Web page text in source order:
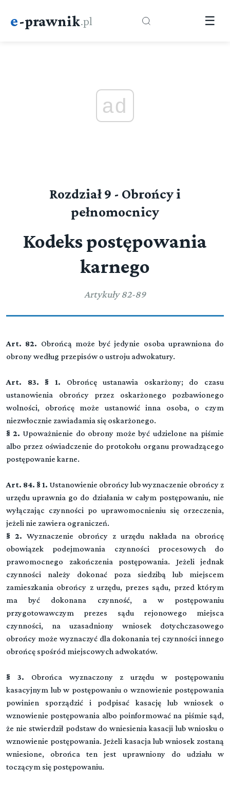
e-prawnik.pl ☰
ad
Rozdział 9 - Obrońcy i
pełnomocnicy
Kodeks postępowania
karnego
Artykuły 82-89
Art. 82. Obrońcą może być jedynie osoba uprawniona do
obrony według przepisów o ustroju adwokatury.
Art. 83. § 1. Obrońcę ustanawia oskarżony; do czasu
ustanowienia obrońcy przez oskarżonego pozbawionego
wolności, obrońcę może ustanowić inna osoba, o czym
niezwłocznie zawiadamia się oskarżonego.
§ 2. Upoważnienie do obrony może być udzielone na piśmie
albo przez oświadczenie do protokołu organu prowadzącego
postępowanie karne.
Art. 84. § 1. Ustanowienie obrońcy lub wyznaczenie obrońcy z
urzędu uprawnia go do działania w całym postępowaniu, nie
wyłączając czynności po uprawomocnieniu się orzeczenia,
jeżeli nie zawiera ograniczeń.
§ 2. Wyznaczenie obrońcy z urzędu nakłada na obrońcę
obowiązek podejmowania czynności procesowych do
prawomocnego zakończenia postępowania. Jeżeli jednak
czynności należy dokonać poza siedzibą lub miejscem
zamieszkania obrońcy z urzędu, prezes sądu, przed którym
ma być dokonana czynność, a w postępowaniu
przygotowawczym prezes sądu rejonowego miejsca
czynności, na uzasadniony wniosek dotychczasowego
obrońcy może wyznaczyć dla dokonania tej czynności innego
obrońcę spośród miejscowych adwokatów.
§ 3. Obrońca wyznaczony z urzędu w postępowaniu
kasacyjnym lub w postępowaniu o wznowienie postępowania
powinien sporządzić i podpisać kasację lub wniosek o
wznowienie postępowania albo poinformować na piśmie sąd,
że nie stwierdził podstaw do wniesienia kasacji lub wniosku o
wznowienie postępowania. Jeżeli kasacja lub wniosek zostaną
wniesione, obrońca ten jest uprawniony do udziału w
toczącym się postępowaniu.
Kodeks postępowania karnego